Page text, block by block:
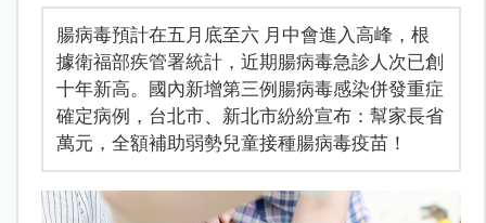
腸病毒預計在五月底至六 月中會進入高峰，根
據衛福部疾管署統計，近期腸病毒急診人次已創
十年新高。國內新增第三例腸病毒感染併發重症
確定病例，台北市、新北市紛紛宣布：幫家長省
萬元，全額補助弱勢兒童接種腸病毒疫苗！